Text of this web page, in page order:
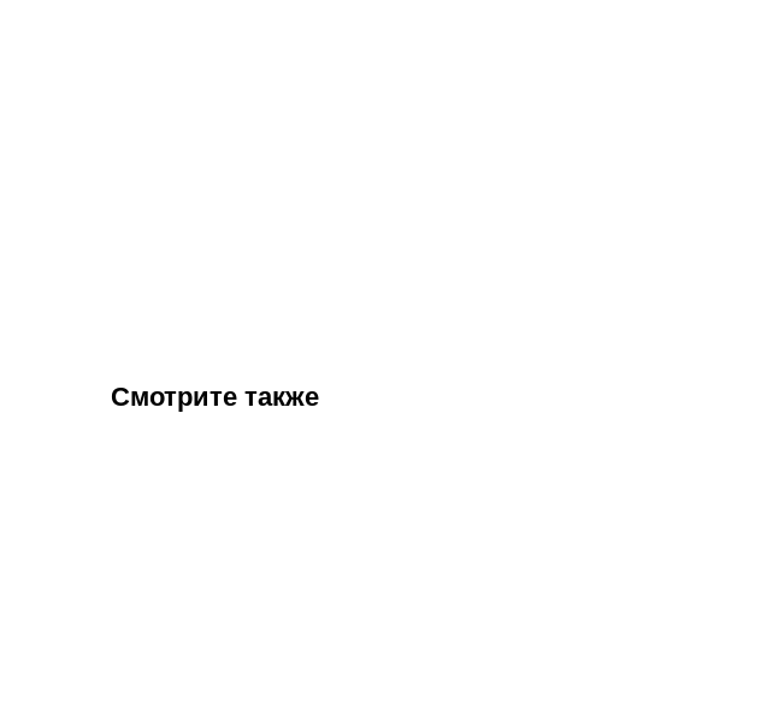
Смотрите также